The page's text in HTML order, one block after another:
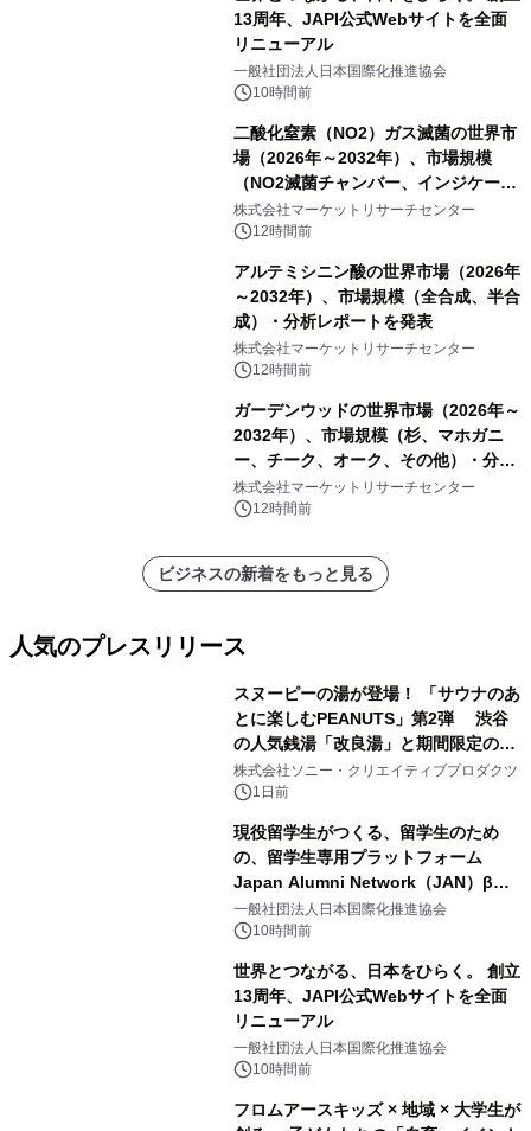
13周年、JAPI公式Webサイトを全面
リニューアル
一般社団法人日本国際化推進協会
10時間前
二酸化窒素（NO2）ガス滅菌の世界市
場（2026年～2032年）、市場規模
（NO2滅菌チャンバー、インジケータ
ーおよびモニタリングシステム、その
他）・分析レポートを発表
株式会社マーケットリサーチセンター
12時間前
アルテミシニン酸の世界市場（2026年
～2032年）、市場規模（全合成、半合
成）・分析レポートを発表
株式会社マーケットリサーチセンター
12時間前
ガーデンウッドの世界市場（2026年～
2032年）、市場規模（杉、マホガニ
ー、チーク、オーク、その他）・分析
レポートを発表
株式会社マーケットリサーチセンター
12時間前
ビジネスの新着をもっと見る
人気のプレスリリース
スヌーピーの湯が登場！ 「サウナのあ
とに楽しむPEANUTS」第2弾 渋谷
の人気銭湯「改良湯」と期間限定のコ
ラボレーション サウナイキタイコラ
ボグッズも発売決定！
株式会社ソニー・クリエイティブプロダクツ
1日前
現役留学生がつくる、留学生のため
の、留学生専用プラットフォーム
Japan Alumni Network（JAN）β版
をリリース
一般社団法人日本国際化推進協会
10時間前
世界とつながる、日本をひらく。 創立
13周年、JAPI公式Webサイトを全面
リニューアル
一般社団法人日本国際化推進協会
10時間前
フロムアースキッズ × 地域 × 大学生が